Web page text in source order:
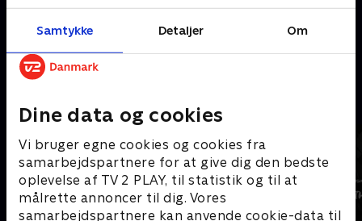
Samtykke Detaljer Om
Dine data og cookies
Vi bruger egne cookies og cookies fra
samarbejdspartnere for at give dig den bedste
oplevelse af TV 2 PLAY, til statistik og til at
målrette annoncer til dig. Vores
samarbejdspartnere kan anvende cookie-data til
Kræver tilkøb
Mere indhold fra Disney+